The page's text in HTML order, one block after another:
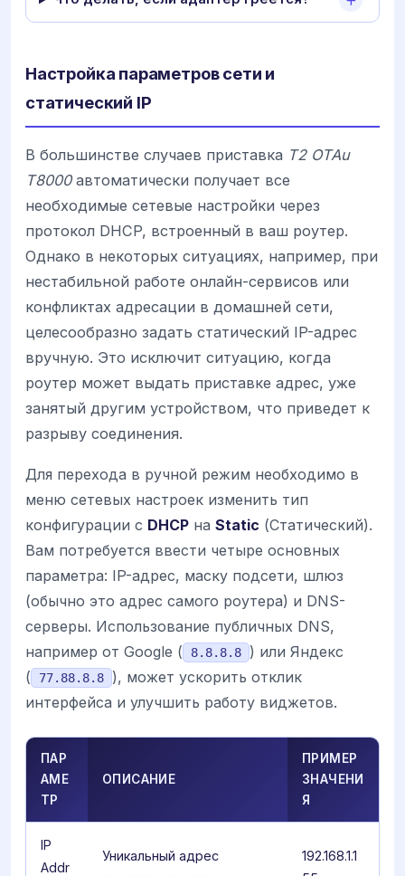
Настройка параметров сети и
статический IP
В большинстве случаев приставка T2 OTAu
T8000автоматически получает все
необходимые сетевые настройки через
протокол DHCP, встроенный в ваш роутер.
Однако в некоторых ситуациях, например, при
нестабильной работе онлайн-сервисов или
конфликтах адресации в домашней сети,
целесообразно задать статический IP-адрес
вручную. Это исключит ситуацию, когда
роутер может выдать приставке адрес, уже
занятый другим устройством, что приведет к
разрыву соединения.
Для перехода в ручной режим необходимо в
меню сетевых настроек изменить тип
конфигурации с DHCP на Static (Статический).
Вам потребуется ввести четыре основных
параметра: IP-адрес, маску подсети, шлюз
(обычно это адрес самого роутера) и DNS-
серверы. Использование публичных DNS,
например от Google (
8.8.8.8
) или Яндекс
(
77.88.8.8
), может ускорить отклик
интерфейса и улучшить работу виджетов.
ПАР
АМЕ
ТР
ОПИСАНИЕ
ПРИМЕР
ЗНАЧЕНИ
Я
IP
Addr
Уникальный адрес
192.168.1.1